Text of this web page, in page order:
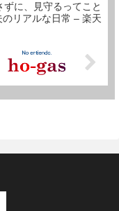
ずに、見守るってこと
リアルな日常 – 楽天